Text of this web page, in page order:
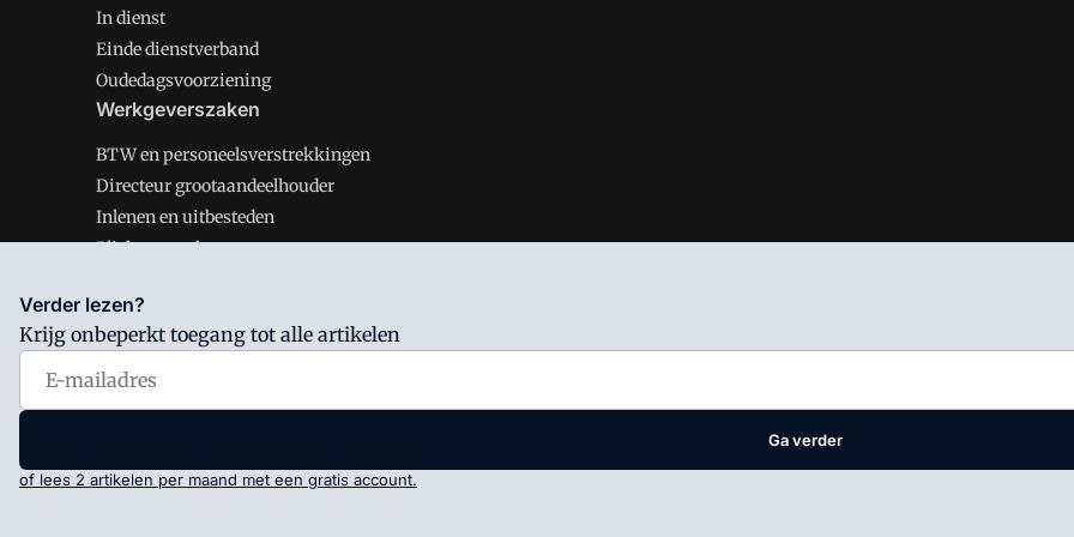
In dienst
Einde dienstverband
Oudedagsvoorziening
Werkgeverszaken
BTW en personeelsverstrekkingen
Directeur grootaandeelhouder
Inlenen en uitbesteden
Plichten werkgever
Salarisnet is onderdeel van VMN media. Lees inons manifestwaar VMN media voor staat. Op gebruik van deze site zijn de
Voorwaarden
Verder lezen?
Krijg onbeperkt toegang tot alle artikelen
Ga verder
of lees 2 artikelen per maand met een gratis account.